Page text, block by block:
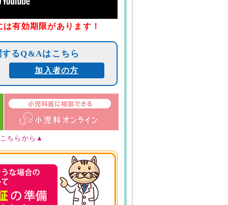
有効期限があります！
るQ&Aはこちら
加入者の方
ちらから▲